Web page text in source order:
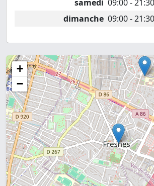
samedi 09:00 - 21:30
dimanche 09:00 - 21:30
+
−